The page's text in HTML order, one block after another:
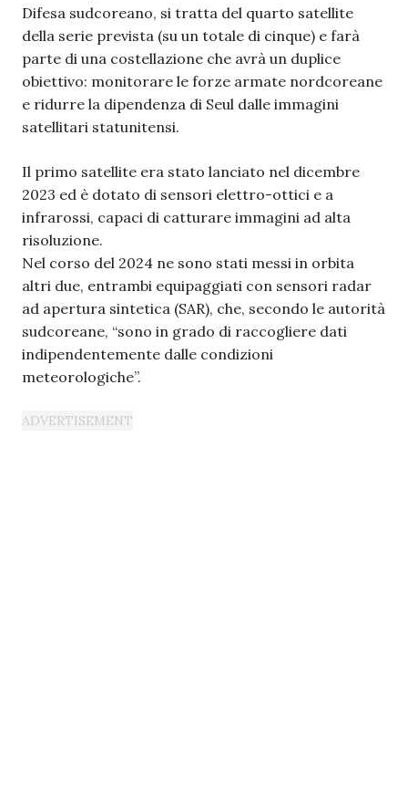
Difesa sudcoreano, si tratta del quarto satellite
della serie prevista (su un totale di cinque) e farà
parte di una costellazione che avrà un duplice
obiettivo: monitorare le forze armate nordcoreane
e ridurre la dipendenza di Seul dalle immagini
satellitari statunitensi.
Il primo satellite era stato lanciato nel dicembre
2023 ed è dotato di sensori elettro-ottici e a
infrarossi, capaci di catturare immagini ad alta
risoluzione.
Nel corso del 2024 ne sono stati messi in orbita
altri due, entrambi equipaggiati con sensori radar
ad apertura sintetica (SAR), che, secondo le autorità
sudcoreane, “sono in grado di raccogliere dati
indipendentemente dalle condizioni
meteorologiche”.